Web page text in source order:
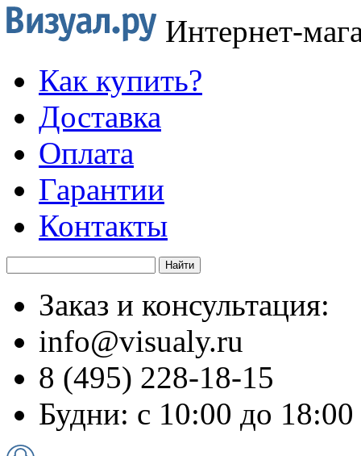
Интернет-
Как купить?
Доставка
Оплата
Гарантии
Контакты
Заказ и консультация:
info@visualy.ru
8 (495) 228-18-15
Будни: с 10:00 до 18:00